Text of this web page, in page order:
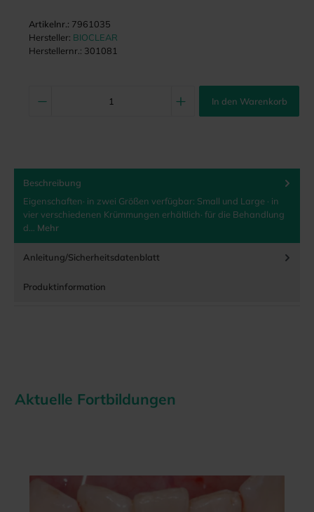
Artikelnr.: 7961035
Hersteller: BIOCLEAR
Herstellernr.: 301081
In den Warenkorb
Beschreibung
Eigenschaften· in zwei Größen verfügbar: Small und Large · in
vier verschiedenen Krümmungen erhältlich· für die Behandlung
d… Mehr
Anleitung/Sicherheitsdatenblatt
Produktinformation
Aktuelle Fortbildungen